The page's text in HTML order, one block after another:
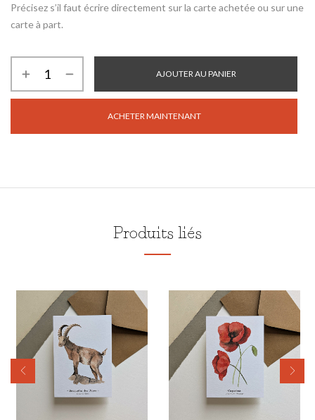
Précisez s’il faut écrire directement sur la carte achetée ou sur une
carte à part.
AJOUTER AU PANIER
ACHETER MAINTENANT
Produits liés